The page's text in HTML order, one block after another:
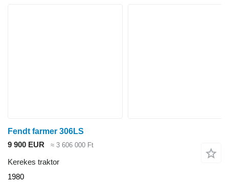
Fendt farmer 306LS
9 900 EUR
≈ 3 606 000 Ft
Kerekes traktor
1980